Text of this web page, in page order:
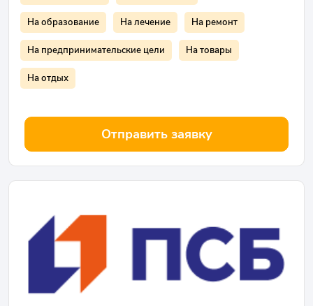
На образование На лечение На ремонт
На предпринимательские цели На товары
На отдых
Отправить заявку